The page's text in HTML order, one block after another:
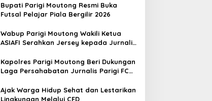
Bupati Parigi Moutong Resmi Buka
Futsal Pelajar Piala Bergilir 2026
Wabup Parigi Moutong Wakili Ketua
ASIAFI Serahkan Jersey kepada Jurnalis
Kapolres Parigi Moutong Beri Dukungan
Laga Persahabatan Jurnalis Parigi FC
Ajak Warga Hidup Sehat dan Lestarikan
Lingkungan Melalui CFD